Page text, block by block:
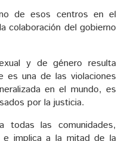
de esos centros en el
colaboración del gobierno
y de género resulta
es una de las violaciones
en el mundo, es
por la justicia.
todas las comunidades,